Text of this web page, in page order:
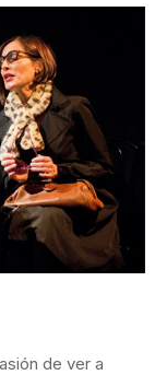
de ver a